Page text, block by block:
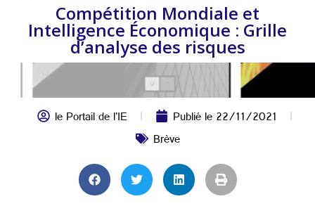
Compétition Mondiale et
Intelligence Économique : Grille
d’analyse des risques
le Portail de l'IE Publié le22/11/2021
Brève